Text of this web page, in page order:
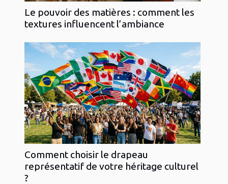
Le pouvoir des matières : comment les
textures influencent l’ambiance
Comment choisir le drapeau
représentatif de votre héritage culturel
?